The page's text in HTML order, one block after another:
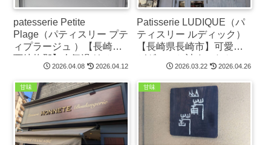
patesserie Petite
Plage（パティスリー プテ
ィプラージュ ）【長崎県
西彼杵郡】人気過ぎて…
2026.04.08 2026.04.12
Patisserie LUDIQUE（パ
ティスリー ルディック）
【長崎県長崎市】可愛い
がギュっと詰まったケー
キ屋さん！2026.03.22 2026.04.26
甘味 甘味